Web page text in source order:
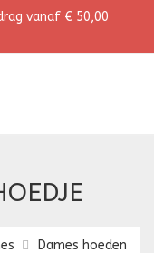
vanaf € 50,00
Dames hoeden